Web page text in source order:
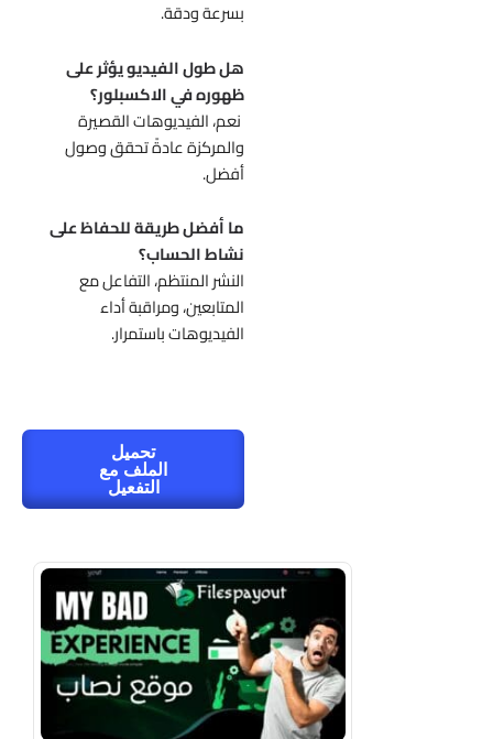
بسرعة ودقة.
هل طول الفيديو يؤثر على
ظهوره في الاكسبلور؟
نعم، الفيديوهات القصيرة
والمركزة عادةً تحقق وصول
أفضل.
ما أفضل طريقة للحفاظ على
نشاط الحساب؟
النشر المنتظم، التفاعل مع
المتابعين، ومراقبة أداء
الفيديوهات باستمرار.
تحميل
الملف مع
التفعيل